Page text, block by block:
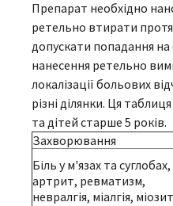
Препарат необхідно
ретельно втирати
допускати попадання на
нанесення ретельно
локалізації больових
різні ділянки. Ця
та дітей старше 5 років.
Захворювання
Біль у м'язах та суглобах,
артрит, ревматизм,
невралгія, міалгія, міозит